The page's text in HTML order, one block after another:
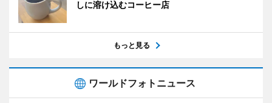
しに溶け込むコーヒー店
もっと見る
ワールドフォトニュース